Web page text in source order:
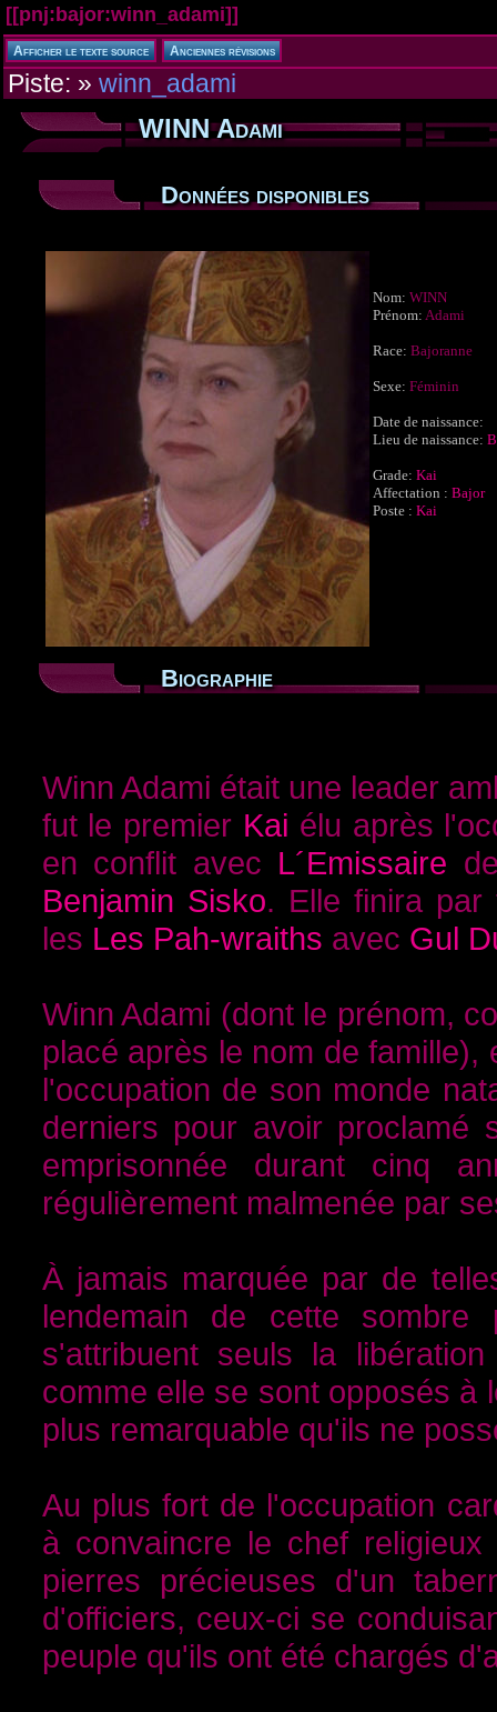
[[pnj:bajor:winn_adami]]
Piste: » winn_adami
WINN Adami
Données disponibles
Nom: WINN
Prénom: Adami
Race: Bajoranne
Sexe: Féminin
Date de naissance:
Lieu de naissance:
Grade: Kai
Affectation : Bajor
Poste : Kai
Biographie
Winn Adami était une leader
fut le premier Kai élu après
en conflit avec L´Emissaire
Benjamin Sisko. Elle finira
les Les Pah-wraiths avec Gul
Winn Adami (dont le prénom,
placé après le nom de
l'occupation de son monde
derniers pour avoir
emprisonnée durant cinq
régulièrement malmenée par
À jamais marquée par de
lendemain de cette sombre
s'attribuent seuls la
comme elle se sont opposés à
plus remarquable qu'ils ne
Au plus fort de l'occupation
à convaincre le chef
pierres précieuses d'un
d'officiers, ceux-ci se
peuple qu'ils ont été chargés